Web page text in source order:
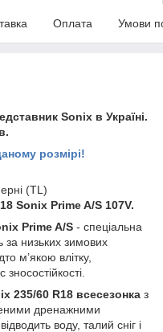
Оплата Умови
Sonix в Україні.
розмірі!
(TL)
Sonix Prime A/S 107V.
Prime A/S - спеціальна
за низьких зимових
м’якою влітку,
235/60 R18 всесезонка з
дренажними
воду, талий сніг і